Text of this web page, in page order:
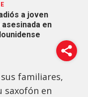
a joven
en
familiares,
saxofón en